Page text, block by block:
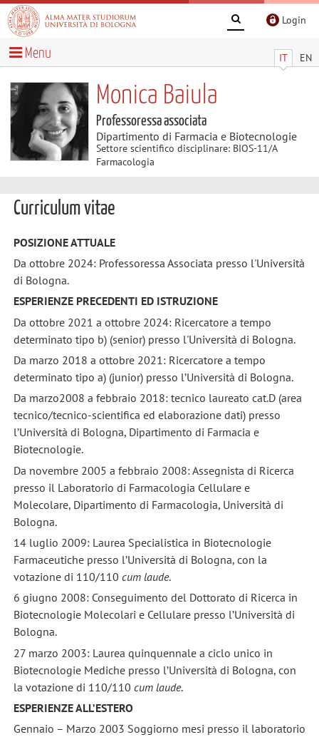
Login
IT EN
Menu
Monica Baiula
Professoressa associata
Dipartimento di Farmacia e Biotecnologie
Settore scientifico disciplinare: BIOS-11/A
Farmacologia
Curriculum vitae
POSIZIONE ATTUALE
Da ottobre 2024: Professoressa Associata presso l'Università
di Bologna.
ESPERIENZE PRECEDENTI ED ISTRUZIONE
Da ottobre 2021 a ottobre 2024: Ricercatore a tempo
determinato tipo b) (senior) presso l'Università di Bologna.
Da marzo 2018 a ottobre 2021: Ricercatore a tempo
determinato tipo a) (junior) presso l’Università di Bologna.
Da marzo2008 a febbraio 2018: tecnico laureato cat.D (area
tecnico/tecnico-scientifica ed elaborazione dati) presso
l’Università di Bologna, Dipartimento di Farmacia e
Biotecnologie.
Da novembre 2005 a febbraio 2008: Assegnista di Ricerca
presso il Laboratorio di Farmacologia Cellulare e
Molecolare, Dipartimento di Farmacologia, Università di
Bologna.
14 luglio 2009: Laurea Specialistica in Biotecnologie
Farmaceutiche presso l’Università di Bologna, con la
votazione di 110/110 cum laude.
6 giugno 2008: Conseguimento del Dottorato di Ricerca in
Biotecnologie Molecolari e Cellulare presso l’Università di
Bologna.
27 marzo 2003: Laurea quinquennale a ciclo unico in
Biotecnologie Mediche presso l’Università di Bologna, con
la votazione di 110/110 cum laude.
ESPERIENZE ALL’ESTERO
Gennaio – Marzo 2003 Soggiorno mesi presso il laboratorio